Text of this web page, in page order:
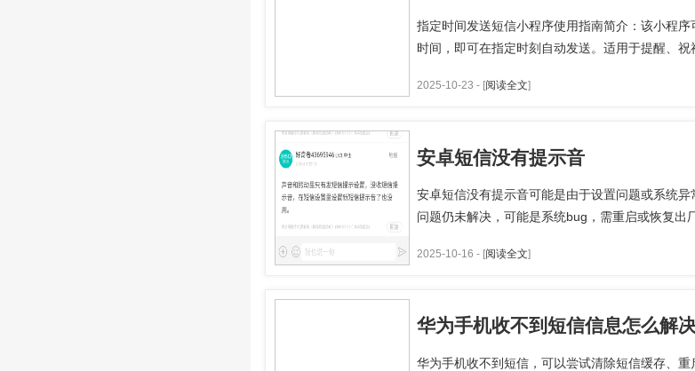
指定时间发送短信小程序使用指南简介：该小程
时间，即可在指定时刻自动发送。适用于提醒、
2025-10-23 - [阅读全文]
安卓短信没有提示音
安卓短信没有提示音可能是由于设置问题或系统
问题仍未解决，可能是系统bug，需重启或恢复出
2025-10-16 - [阅读全文]
华为手机收不到短信信息怎么解
华为手机收不到短信，可以尝试清除短信缓存、